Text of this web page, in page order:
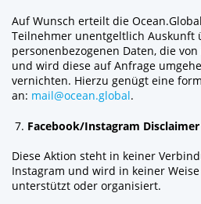
Auf Wunsch erteilt die
Teilnehmer unentgeltlich Auskunft
personenbezogenen Daten, die
und wird diese auf Anfrage
vernichten. Hierzu genügt eine
an: mail@ocean.global.
Facebook/Instagram Disclaimer
Diese Aktion steht in keiner
Instagram und wird in keiner
unterstützt oder organisiert.